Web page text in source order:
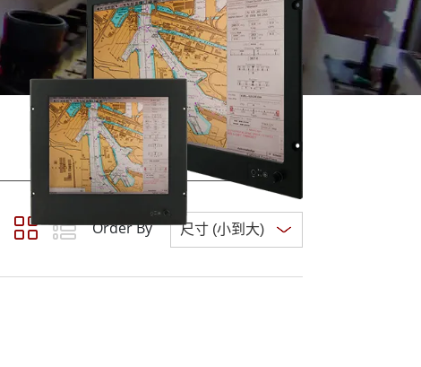
船舶等級嵌入式電腦
More
不鏽鋼等級
不鏽鋼工業電腦
不鏽鋼工業顯示器
Order By